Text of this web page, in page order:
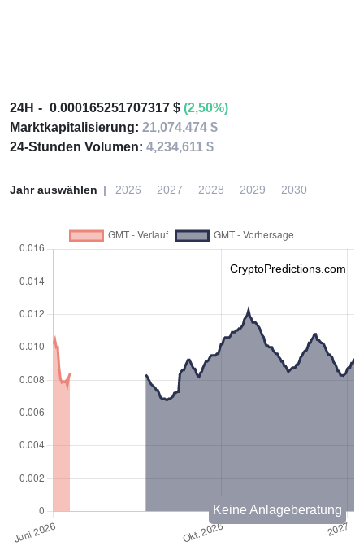
24H 0.000165251707317 $ (2,50%)
Marktkapitalisierung: 21,074,474 $
24-Stunden Volumen: 4,234,611 $
Jahr auswählen 2026 2027 2028 2029 2030
CryptoPredictions.com
Keine Anlageberatung